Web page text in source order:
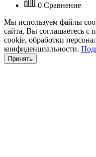
0 Сравнение
Мы используем файлы
сайта, Вы соглашаетесь с
cookie, обработки
конфиденциальности.
Принять